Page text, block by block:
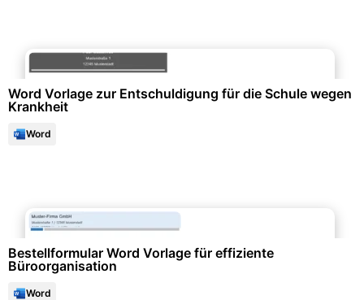
Word Vorlage zur Entschuldigung für die Schule wegen
Krankheit
Word
Bestellformular Word Vorlage für effiziente
Büroorganisation
Word